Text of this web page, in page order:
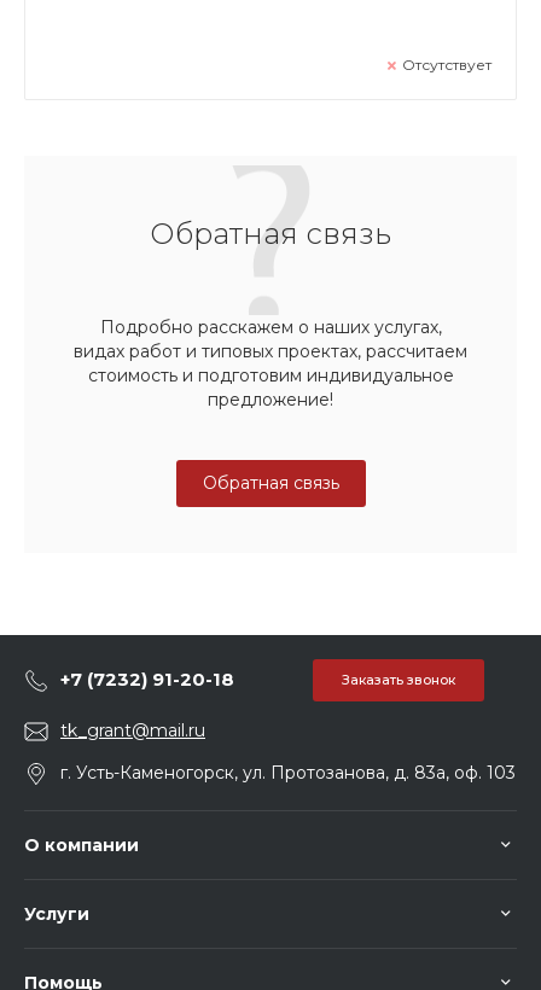
Отсутствует
Обратная связь
Подробно расскажем о наших услугах,
видах работ и типовых проектах, рассчитаем
стоимость и подготовим индивидуальное
предложение!
Обратная связь
+7 (7232) 91-20-18 Заказать звонок
tk_grant@mail.ru
г. Усть-Каменогорск, ул. Протозанова, д. 83а, оф. 103
О компании
Услуги
Помощь